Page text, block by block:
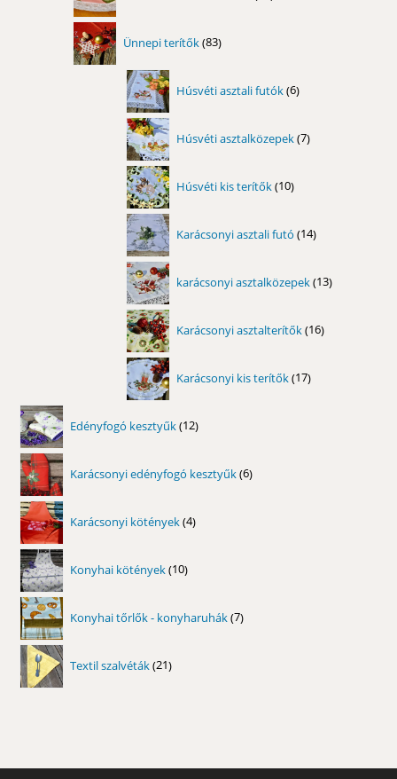
termék
Ünnepi terítők 83
termék
Húsvéti asztali futók 6
termék
Húsvéti asztalközepek 7
termék
Húsvéti kis terítők 10
termék
Karácsonyi asztali futó 14
termék
karácsonyi asztalközepek 13
termék
Karácsonyi asztalterítők 16
termék
Karácsonyi kis terítők 17
termék
Edényfogó kesztyűk 12
termék
Karácsonyi edényfogó kesztyűk 6
termék
Karácsonyi kötények 4
termék
Konyhai kötények 10
termék
Konyhai tőrlők - konyharuhák 7
termék
Textil szalvéták 21
termék